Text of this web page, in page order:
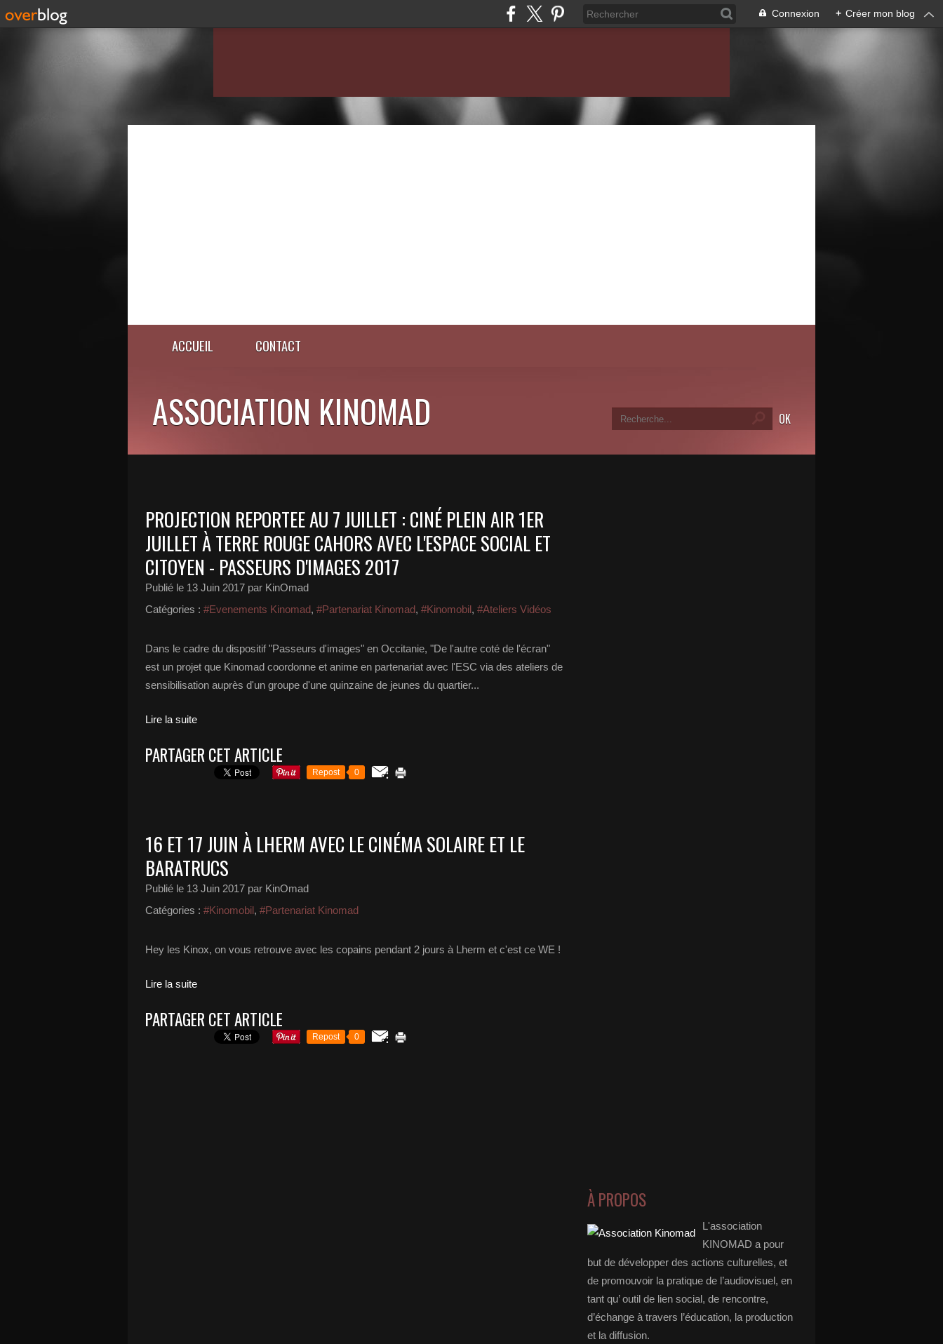
Connexion + Créer mon blog
ACCUEIL CONTACT
ASSOCIATION KINOMAD
PROJECTION REPORTEE AU 7 JUILLET : CINÉ PLEIN AIR 1ER
JUILLET À TERRE ROUGE CAHORS AVEC L'ESPACE SOCIAL ET
CITOYEN - PASSEURS D'IMAGES 2017
Publié le 13 Juin 2017 par KinOmad
Catégories : #Evenements Kinomad, #Partenariat Kinomad, #Kinomobil, #Ateliers Vidéos
Dans le cadre du dispositif "Passeurs d'images" en Occitanie, "De l'autre coté de l'écran"
est un projet que Kinomad coordonne et anime en partenariat avec l'ESC via des ateliers de
sensibilisation auprès d'un groupe d'une quinzaine de jeunes du quartier...
Lire la suite
PARTAGER CET ARTICLE
Repost 0
16 ET 17 JUIN À LHERM AVEC LE CINÉMA SOLAIRE ET LE
BARATRUCS
Publié le 13 Juin 2017 par KinOmad
Catégories : #Kinomobil, #Partenariat Kinomad
Hey les Kinox, on vous retrouve avec les copains pendant 2 jours à Lherm et c'est ce WE !
Lire la suite
PARTAGER CET ARTICLE
Repost 0
À PROPOS
L'association
KINOMAD a pour
but de développer des actions culturelles, et
de promouvoir la pratique de l’audiovisuel, en
tant qu’ outil de lien social, de rencontre,
d’échange à travers l’éducation, la production
et la diffusion.